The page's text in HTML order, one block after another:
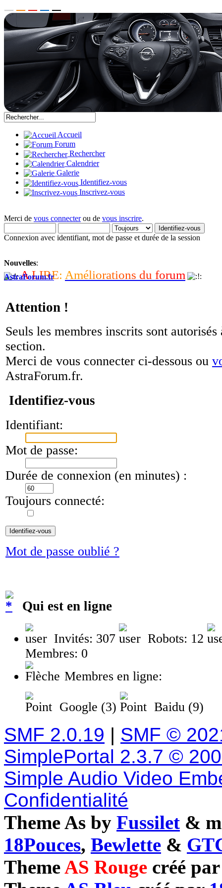
Accueil
Forum
Rechercher
Calendrier
Galerie
Identifiez-vous
Inscrivez-vous
Merci de vous connecterou de vous inscrire.
Connexion avec identifiant, mot de passe et durée de la session
Nouvelles:
A LIRE: Améliorations du forum
AstraForum.fr
Attention !
Seuls les membres inscrits sont autorisés
section.
Merci de vous connecter ci-dessous ou
AstraForum.fr.
Identifiez-vous
Identifiant:
Mot de passe:
Durée de connexion (en minutes) :
Toujours connecté:
Mot de passe oublié ?
Qui est en ligne
Invités: 307
Robots: 12
Membres: 0
Membres en ligne:
Google (3) Baidu (9)
SMF 2.0.19 | SMF ©
SimplePortal 2.3.7 ©
Simple Audio Video
Confidentialité
Theme As by Fussilet &
18Pouces, Bewlette &
ThemeAS Rouge créé